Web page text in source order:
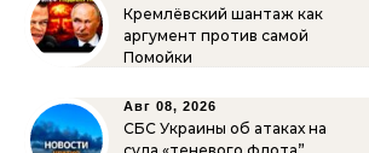
Кремлёвский шантаж как
аргумент против самой
Помойки
Авг 08, 2026
СБС Украины об атаках на